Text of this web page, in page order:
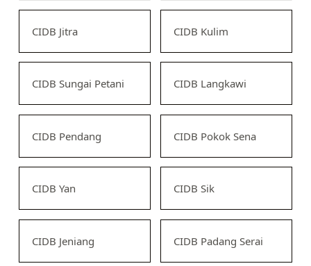
CIDB Jitra CIDB Kulim
CIDB Sungai Petani CIDB Langkawi
CIDB Pendang CIDB Pokok Sena
CIDB Yan CIDB Sik
CIDB Jeniang CIDB Padang Serai